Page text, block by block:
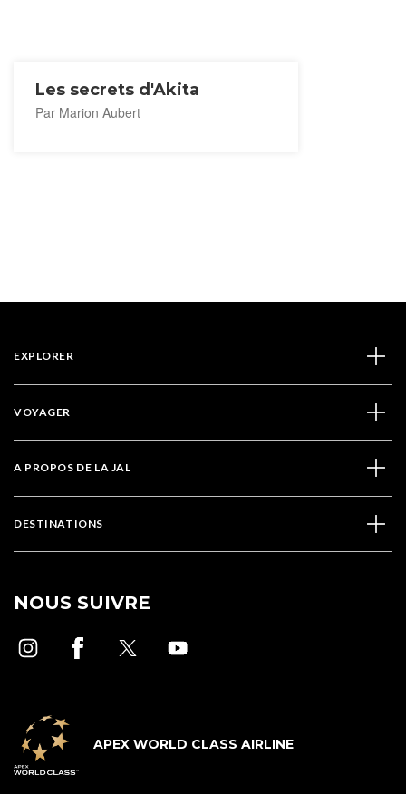
Les secrets d'Akita
Par Marion Aubert
EXPLORER
VOYAGER
A PROPOS DE LA JAL
DESTINATIONS
NOUS SUIVRE
APEX WORLD CLASS AIRLINE